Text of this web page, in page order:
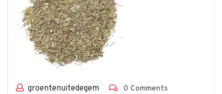
groentenuitedegem 0 Comments